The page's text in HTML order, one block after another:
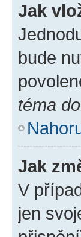
Jak
bude
téma
Jak
V
jen